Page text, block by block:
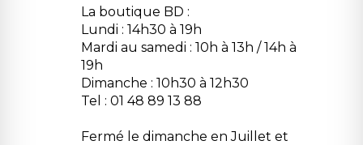
La boutique BD :
Lundi : 14h30 à 19h
Mardi au samedi : 10h à 13h / 14h à
19h
Dimanche : 10h30 à 12h30
Tel : 01 48 89 13 88
Fermé le dimanche en Juillet et